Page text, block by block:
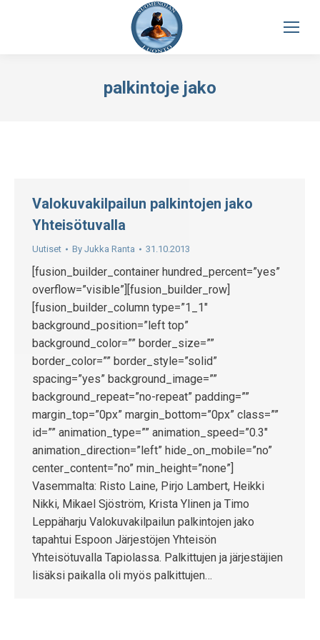
palkintoje jako
Valokuvakilpailun palkintojen jako
Yhteisötuvalla
Uutiset By Jukka Ranta 31.10.2013
[fusion_builder_container hundred_percent=”yes”
overflow=”visible”][fusion_builder_row]
[fusion_builder_column type=”1_1″
background_position=”left top”
background_color=”” border_size=””
border_color=”” border_style=”solid”
spacing=”yes” background_image=””
background_repeat=”no-repeat” padding=””
margin_top=”0px” margin_bottom=”0px” class=””
id=”” animation_type=”” animation_speed=”0.3″
animation_direction=”left” hide_on_mobile=”no”
center_content=”no” min_height=”none”]
Vasemmalta: Risto Laine, Pirjo Lambert, Heikki
Nikki, Mikael Sjöström, Krista Ylinen ja Timo
Leppäharju Valokuvakilpailun palkintojen jako
tapahtui Espoon Järjestöjen Yhteisön
Yhteisötuvalla Tapiolassa. Palkittujen ja järjestäjien
lisäksi paikalla oli myös palkittujen…